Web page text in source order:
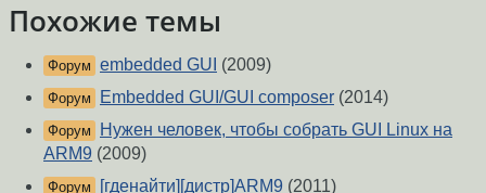
Похожие темы
Форум embedded GUI (2009)
Форум Embedded GUI/GUI composer (2014)
Форум
Нужен человек, чтобы собрать GUI Linux на
ARM9 (2009)
Форум [гденайти][дистр]ARM9 (2011)